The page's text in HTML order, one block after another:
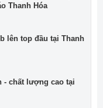
Thanh Hóa
lên top đầu tại Thanh
- chất lượng cao tại